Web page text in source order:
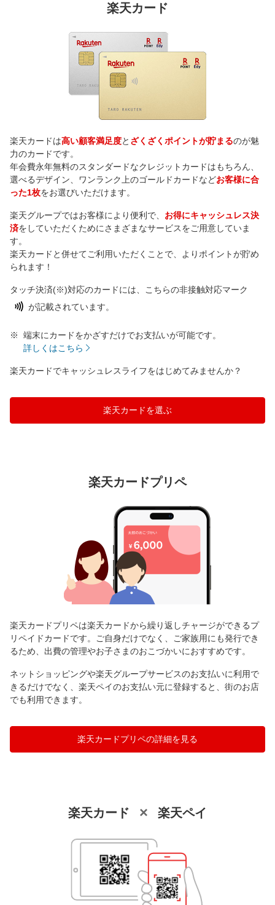
楽天カード
楽天カードは高い顧客満足度と ざくざくポイントが貯まるのが魅
力のカードです。
年会費永年無料のスタンダードなクレジットカードはもちろん、
選べるデザイン、ワンランク上のゴールドカードなどお客様に合
った1枚をお選びいただけます。
楽天グループではお客様により便利で、 お得にキャッシュレス決
済をしていただくためにさまざまなサービスをご用意していま
す。
楽天カードと併せてご利用いただくことで、よりポイントが貯め
られます！
タッチ決済(※)対応のカードには、こちらの非接触対応マーク
が記載されています。
端末にカードをかざすだけでお支払いが可能です。
詳しくはこちら
楽天カードでキャッシュレスライフをはじめてみませんか？
楽天カードを選ぶ
楽天カードプリペ
楽天カードプリペは楽天カードから繰り返しチャージができるプ
リペイドカードです。ご自身だけでなく、ご家族用にも発行でき
るため、出費の管理やお子さまのおこづかいにおすすめです。
ネットショッピングや楽天グループサービスのお支払いに利用で
きるだけでなく、楽天ペイのお支払い元に登録すると、街のお店
でも利用できます。
楽天カードプリペの詳細を見る
楽天カード × 楽天ペイ